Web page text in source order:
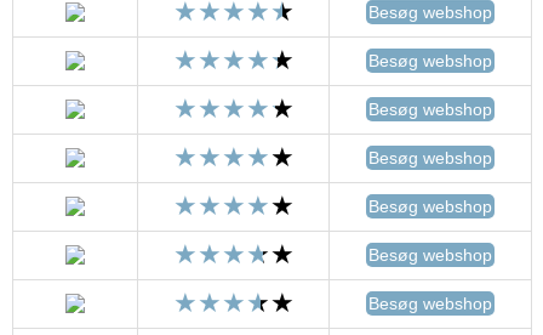
Besøg webshop
Besøg webshop
Besøg webshop
Besøg webshop
Besøg webshop
Besøg webshop
Besøg webshop